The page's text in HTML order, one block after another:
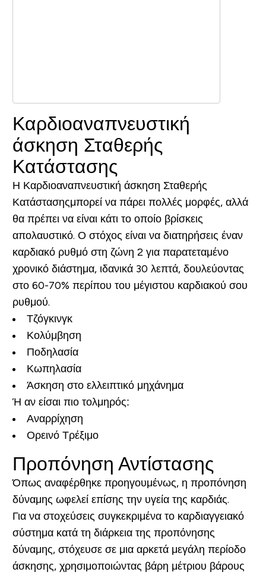
Καρδιοαναπνευστική
άσκηση Σταθερής
Κατάστασης
Η Καρδιοαναπνευστική άσκηση Σταθερής
Κατάστασηςμπορεί να πάρει πολλές μορφές, αλλά
θα πρέπει να είναι κάτι το οποίο βρίσκεις
απολαυστικό. Ο στόχος είναι να διατηρήσεις έναν
καρδιακό ρυθμό στη ζώνη 2 για παρατεταμένο
χρονικό διάστημα, ιδανικά 30 λεπτά, δουλεύοντας
στο 60-70% περίπου του μέγιστου καρδιακού σου
ρυθμού.
Τζόγκινγκ
Κολύμβηση
Ποδηλασία
Κωπηλασία
Άσκηση στο ελλειπτικό μηχάνημα
Ή αν είσαι πιο τολμηρός:
Αναρρίχηση
Ορεινό Τρέξιμο
Προπόνηση Αντίστασης
Όπως αναφέρθηκε προηγουμένως, η προπόνηση
δύναμης ωφελεί επίσης την υγεία της καρδιάς.
Για να στοχεύσεις συγκεκριμένα το καρδιαγγειακό
σύστημα κατά τη διάρκεια της προπόνησης
δύναμης, στόχευσε σε μια αρκετά μεγάλη περίοδο
άσκησης, χρησιμοποιώντας βάρη μέτριου βάρους